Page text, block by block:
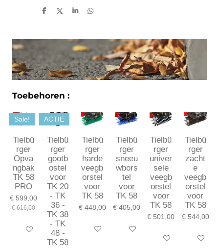
D
n
D
S
e
D
n
Toebehoren :
Sale!
Tielbü
rger
Opva
ngbak
TK 58
PRO
€ 599,00
€ 616,00
In winkelwagen
ACTIE
Tielbü
rger
gootb
ostel
voor
TK 20
- TK
36 -
TK 38
- TK
48 -
TK 58
Tielbü
rger
harde
veegb
orstel
voor
TK 58
€ 448,00
In winkelwagen
Tielbü
rger
sneeu
wbors
tel
voor
TK 58
€ 405,00
In winkelwagen
Tielbü
rger
univer
sele
veegb
orstel
voor
TK 58
€ 501,00
In winkelwagen
Tielbü
rger
zacht
e
veegb
orstel
voor
TK 58
€ 544,00
In